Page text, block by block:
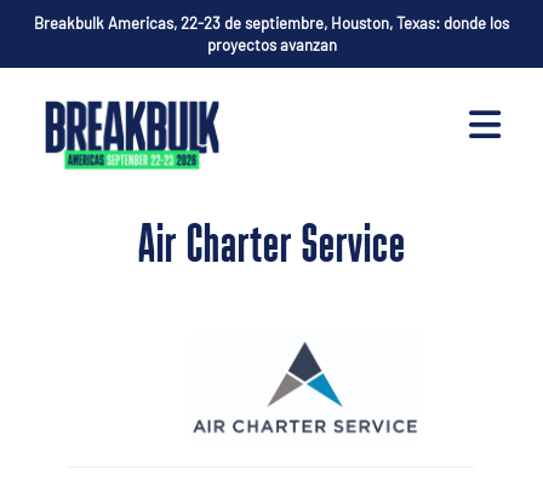
Breakbulk Americas, 22-23 de septiembre, Houston, Texas: donde los
proyectos avanzan
Air Charter Service